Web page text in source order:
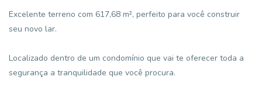
Excelente terreno com 617,68 m², perfeito para você construir
seu novo lar.
Localizado dentro de um condomínio que vai te oferecer toda a
segurança a tranquilidade que você procura.